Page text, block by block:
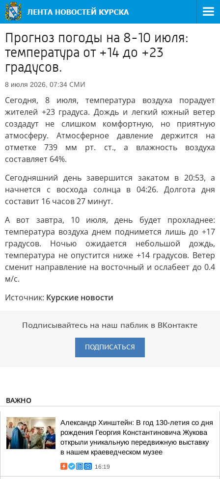
Прогноз погоды на 8-10 июля:
температура от +14 до +23
градусов.
8 июля 2026, 07:34 СМИ
Сегодня, 8 июля, температура воздуха порадует
жителей +23 градуса. Дождь и легкий южный ветер
создадут не слишком комфортную, но приятную
атмосферу. Атмосферное давление держится на
отметке 739 мм рт. ст., а влажность воздуха
составляет 64%.
Сегодняшний день завершится закатом в 20:53, а
начнется с восхода солнца в 04:26. Долгота дня
составит 16 часов 27 минут.
А вот завтра, 10 июля, день будет прохладнее:
температура воздуха днем поднимется лишь до +17
градусов. Ночью ожидается небольшой дождь,
температура не опустится ниже +14 градусов. Ветер
сменит направление на восточный и ослабеет до 0.4
м/с.
Источник: Курские новости
Подписывайтесь на наш паблик в ВКонтакте
ПОДПИСАТЬСЯ
ВАЖНО
Александр Хинштейн: В год 130-летия со дня
рождения Георгия Константиновича Жукова
открыли уникальную передвижную выставку
в нашем краеведческом музее
16:19